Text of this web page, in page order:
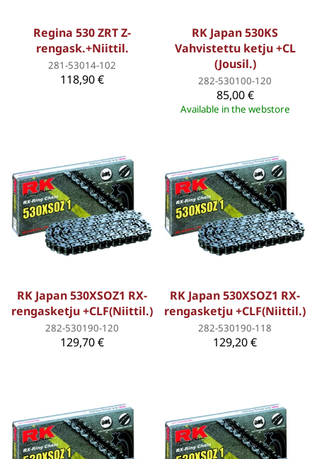
Regina 530 ZRT Z-
rengask.+Niittil.
281-53014-102
118,90 €
RK Japan 530KS
Vahvistettu ketju +CL
(Jousil.)
282-530100-120
85,00 €
Available in the webstore
RK Japan 530XSOZ1 RX-
rengasketju +CLF(Niittil.)
282-530190-120
129,70 €
RK Japan 530XSOZ1 RX-
rengasketju +CLF(Niittil.)
282-530190-118
129,20 €